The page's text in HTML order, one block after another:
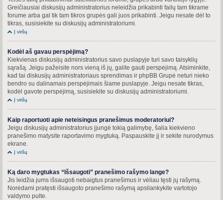
Greičiausiai diskusijų administratorius neleidžia prikabinti failų tam tikrame
forume arba gal tik tam tikros grupės gali juos prikabinti. Jeigu nesate dėl to
tikras, susisiekite su diskusijų administratoriumi.
Į viršų
Kodėl aš gavau perspėjimą?
Kiekvienas diskusijų administratorius savo puslapyje turi savo taisyklių
sąrašą. Jeigu pažeisite nors vieną iš jų, galite gauti perspėjimą. Atsiminkite,
kad tai diskusijų administratoriaus sprendimas ir phpBB Grupė neturi nieko
bendro su dalinamais perspėjimais šiame puslapyje. Jeigu nesate tikras,
kodėl gavote perspėjimą, susisiekite su diskusijų administratoriumi.
Į viršų
Kaip raportuoti apie neteisingus pranešimus moderatoriui?
Jeigu diskusijų administratorius įjungė tokią galimybę, šalia kiekvieno
pranešimo matysite raportavimo mygtuką. Paspauskite jį ir sekite nurodymus
ekrane.
Į viršų
Ką daro mygtukas “Išsaugoti” pranešimo rašymo lange?
Jis leidžia jums išsaugoti nebaigtus pranešimus ir vėliau tęsti jų rašymą.
Norėdami pratęsti išsaugoto pranešimo rašymą apsilankykite vartotojo
valdymo pulte.